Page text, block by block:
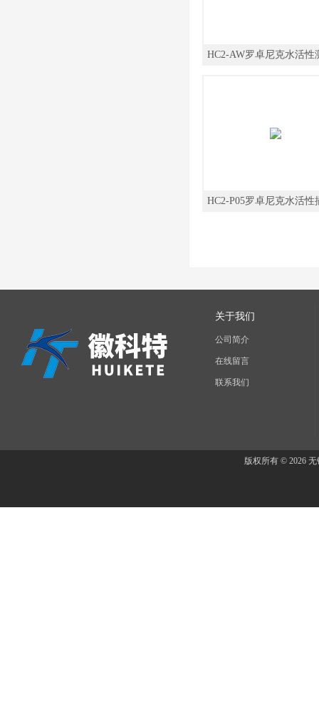
HC2-AW罗卓尼克水活性
HC2-P05罗卓尼克水活性
关于我们
公司简介
在线留言
联系我们
版权所有 © 2026